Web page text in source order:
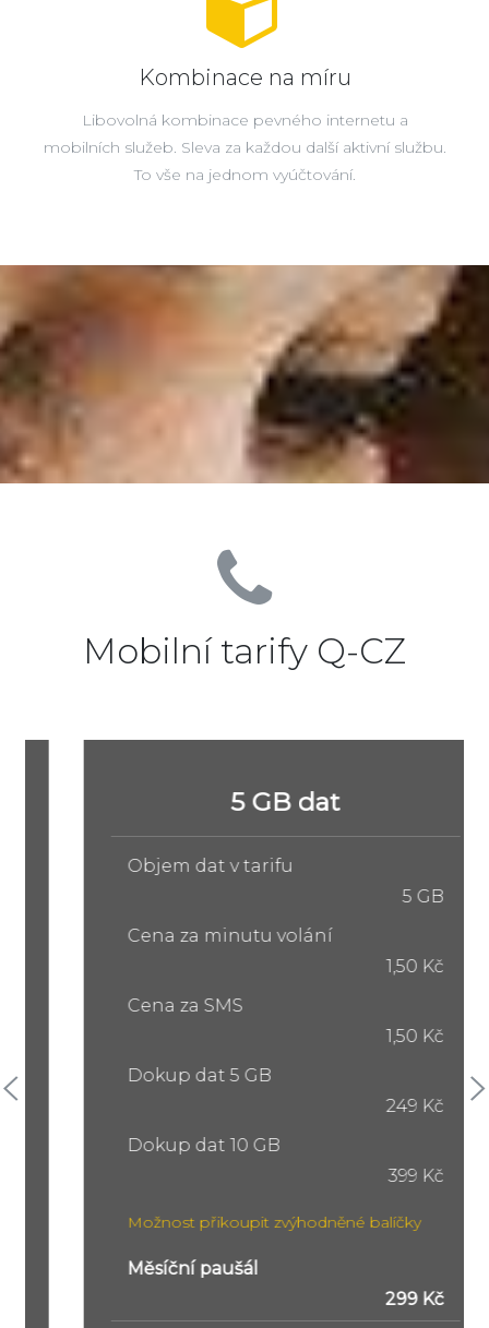
Kombinace na míru
Libovolná kombinace pevného internetu a
mobilních služeb. Sleva za každou další aktivní službu.
To vše na jednom vyúčtování.
Mobilní tarify Q-CZ
5 GB dat
Objem dat v tarifu
5 GB
Cena za minutu volání
1,50 Kč
Cena za SMS
1,50 Kč
Dokup dat 5 GB
249 Kč
Dokup dat 10 GB
399 Kč
Možnost přikoupit zvýhodněné balíčky
Měsíční paušál
299 Kč